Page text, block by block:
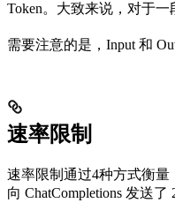
Token。大致来说，对于一
需要注意的是，Input 和
速率限制
速率限制通过4种方式衡量
向 ChatCompletions 发送